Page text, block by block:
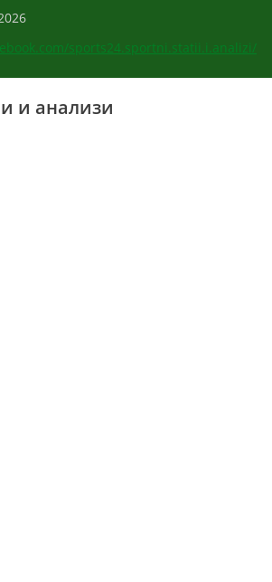
sports24.sportni.statii.i.analizi/
и анализи